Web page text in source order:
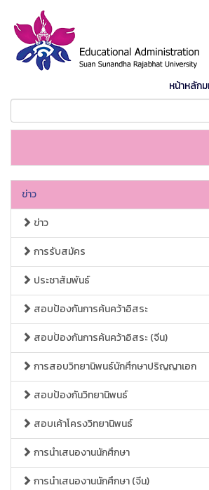
หน้าหลัก
ข่าว
ข่าว
การรับสมัคร
ประชาสัมพันธ์
สอบป้องกันการค้นคว้าอิสระ
สอบป้องกันการค้นคว้าอิสระ (จีน)
การสอบวิทยานิพนธ์นักศึกษาปริญญาเอก
สอบป้องกันวิทยานิพนธ์
สอบเค้าโครงวิทยานิพนธ์
การนำเสนองานนักศึกษา
การนำเสนองานนักศึกษา (จีน)